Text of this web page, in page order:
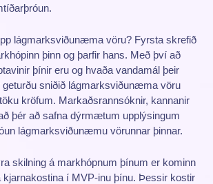
lágmarksviðunæma vöru? Fyrsta skrefið
þinn og þarfir hans. Með því að
þínir eru og hvaða vandamál þeir
sniðið lágmarksviðunæma vöru
kröfum. Markaðsrannsóknir, kannanir
þér að safna dýrmætum upplýsingum
lágmarksviðunæmu vörunnar þinnar.
skilning á markhópnum þínum er kominn
kjarnakostina í MVP-inu þínu. Þessir kostir